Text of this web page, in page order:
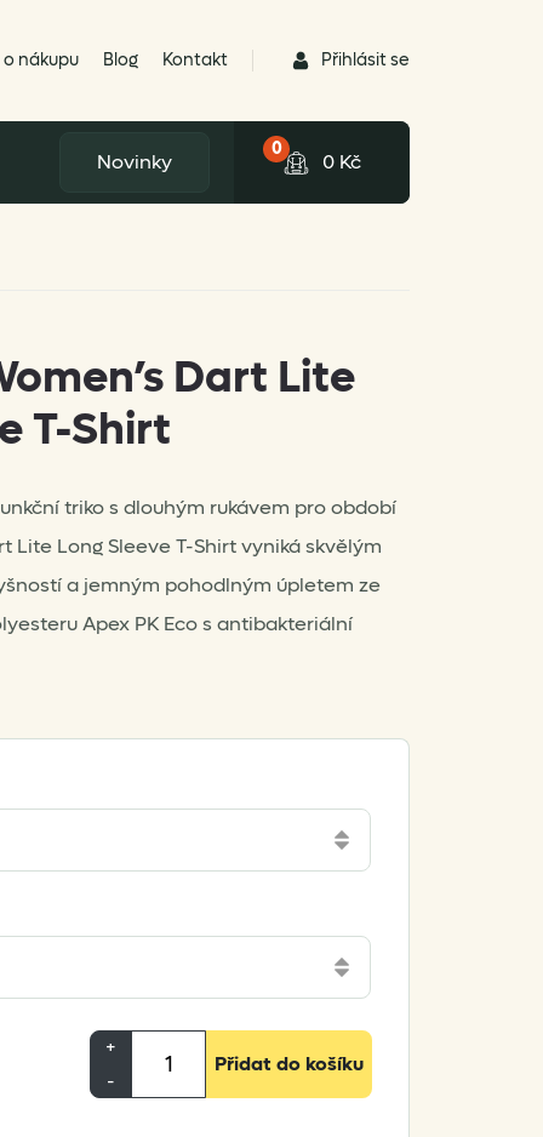
o nákupu Blog Kontakt Přihlásit se
Novinky
0
0 Kč
Dart Lite
T-Shirt
triko s dlouhým rukávem pro období
Lite Long Sleeve T-Shirt vyniká skvělým
a jemným pohodlným úpletem ze
Apex PK Eco s antibakteriální
+
-
Women's
Přidat do košíku